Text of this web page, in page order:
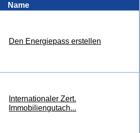
Name
Den Energiepass erstellen
Internationaler Zert.
Immobiliengutach...